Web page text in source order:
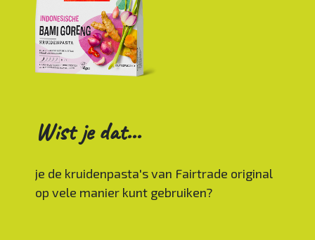
Wist je dat...
je de kruidenpasta's van Fairtrade original
op vele manier kunt gebruiken?